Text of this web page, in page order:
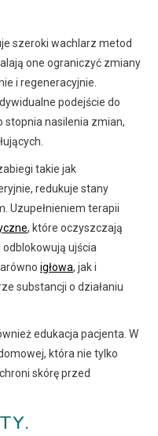
szeroki wachlarz metod
one ograniczyć zmiany
i regeneracyjnie.
podejście do
stopnia nasilenia zmian,
takie jak
redukuje stany
Uzupełnieniem terapii
, które oczyszczają
odblokowują ujścia
igłowa, jak i
substancji o działaniu
edukacja pacjenta. W
która nie tylko
skórę przed